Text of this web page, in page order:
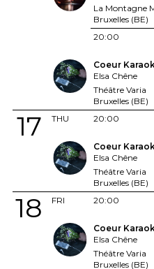
La Montagne
Bruxelles (BE)
20:00
Coeur
Elsa Chêne
Théâtre Varia
Bruxelles (BE)
THU
17
20:00
Coeur
Elsa Chêne
Théâtre Varia
Bruxelles (BE)
FRI
18
20:00
Coeur
Elsa Chêne
Théâtre Varia
Bruxelles (BE)